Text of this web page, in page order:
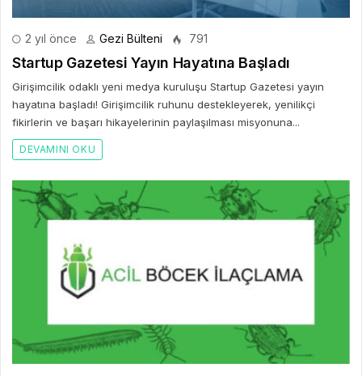
2 yıl önce Gezi Bülteni 791
Startup Gazetesi Yayın Hayatına Başladı
Girişimcilik odaklı yeni medya kuruluşu Startup Gazetesi yayın
hayatına başladı! Girişimcilik ruhunu destekleyerek, yenilikçi
fikirlerin ve başarı hikayelerinin paylaşılması misyonuna...
DEVAMINI OKU